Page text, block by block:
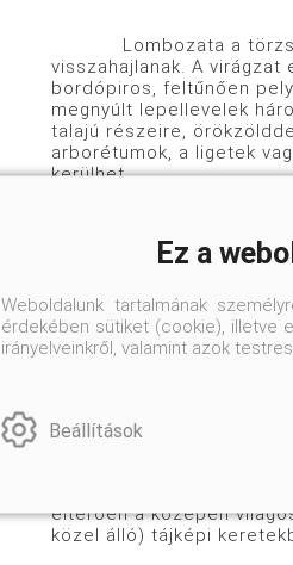
Lombozata a törzses
visszahajlanak. A
bordópiros, feltűnően
megnyúlt lepellevelek
talajú részeire,
arborétumok, a ligetek
kerülhet.
Nagyobb termetű,
előkertekben. Noha már
szekciója a Rowland
Különösen szép, rózsás
Francia kiválogatás
Tarka levelű mutánsát
eltérően a közepén
közel álló) tájképi
Ez a
Weboldalunk tartalmának
érdekében sütiket (cookie), illetve
irányelveinkről, valamint azok
Beállítások